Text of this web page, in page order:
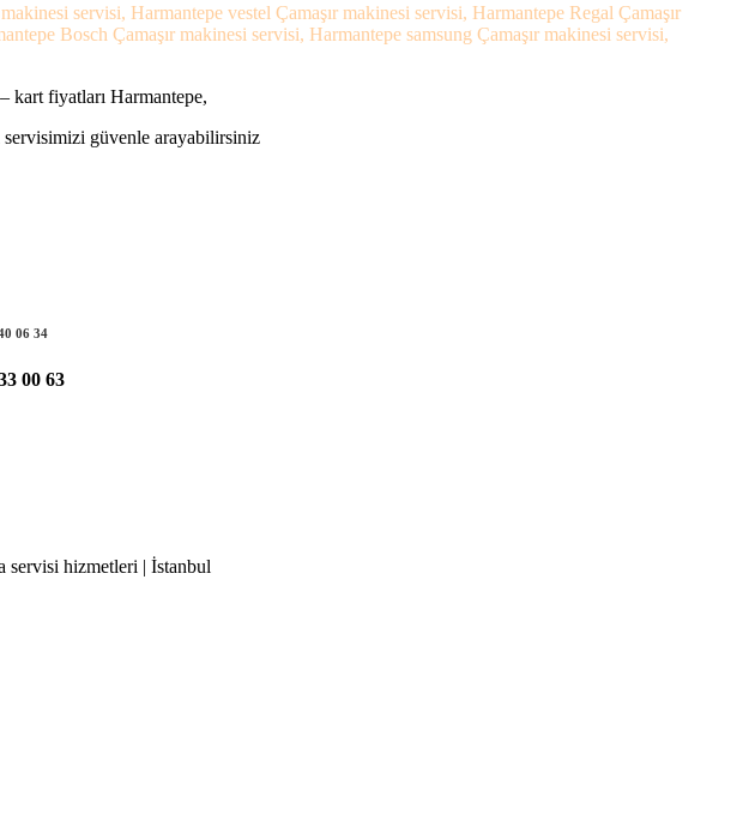
servisi, Harmantepe vestel Çamaşır makinesi servisi, Harmantepe Regal Çamaşır
Bosch Çamaşır makinesi servisi, Harmantepe samsung Çamaşır makinesi servisi,
kart fiyatları Harmantepe,
servisimizi güvenle arayabilirsiniz
06 34
00 63
servisi hizmetleri | İstanbul